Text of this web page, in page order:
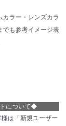
カラー・レンズカラ
でも参考イメージ表
について◆
は「新規ユーザー